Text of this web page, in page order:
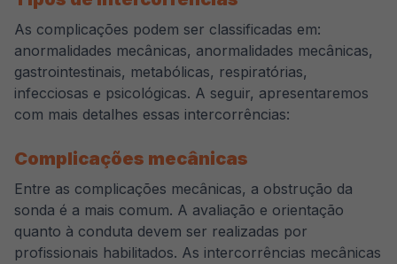
As complicações podem ser classificadas em:
anormalidades mecânicas, anormalidades mecânicas,
gastrointestinais, metabólicas, respiratórias,
infecciosas e psicológicas. A seguir, apresentaremos
com mais detalhes essas intercorrências:
Complicações mecânicas
Entre as complicações mecânicas, a obstrução da
sonda é a mais comum. A avaliação e orientação
quanto à conduta devem ser realizadas por
profissionais habilitados. As intercorrências mecânicas